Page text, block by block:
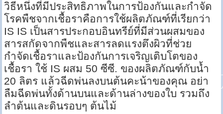
วิธีหนึ่งที่มีประสิทธิภาพในการป้องกันและกำจัด
โรคพืชจากเชื้อราคือการใช้ผลิตภัณฑ์ที่เรียกว่า
IS IS เป็นสารประกอบอินทรีย์ที่มีส่วนผสมของ
สารสกัดจากพืชและสารลดแรงตึงผิวที่ช่วย
กำจัดเชื้อราและป้องกันการเจริญเติบโตของ
เชื้อรา ใช้ IS ผสม 50 ซีซี. ของผลิตภัณฑ์กับน้ำ
20 ลิตร แล้วฉีดพ่นลงบนต้นคะน้าของคุณ อย่า
ลืมฉีดพ่นทั้งด้านบนและด้านล่างของใบ รวมถึง
ลำต้นและดินรอบๆ ต้นไม้